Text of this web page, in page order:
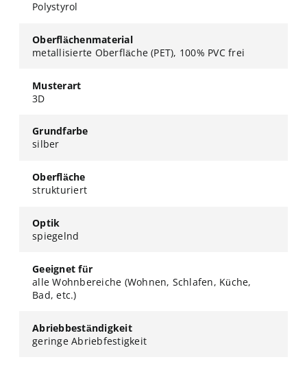
Polystyrol
Oberflächenmaterial
metallisierte Oberfläche (PET), 100% PVC frei
Musterart
3D
Grundfarbe
silber
Oberfläche
strukturiert
Optik
spiegelnd
Geeignet für
alle Wohnbereiche (Wohnen, Schlafen, Küche,
Bad, etc.)
Abriebbeständigkeit
geringe Abriebfestigkeit